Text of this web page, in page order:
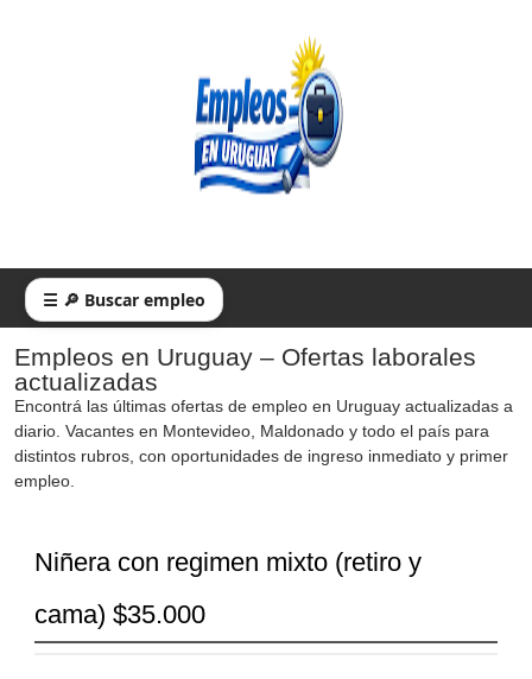
☰ 🔎 Buscar empleo
Empleos en Uruguay – Ofertas laborales
actualizadas
Encontrá las últimas ofertas de empleo en Uruguay actualizadas a
diario. Vacantes en Montevideo, Maldonado y todo el país para
distintos rubros, con oportunidades de ingreso inmediato y primer
empleo.
Niñera con regimen mixto (retiro y
cama) $35.000